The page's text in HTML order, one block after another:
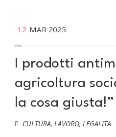
12 MAR 2025
I prodotti
agricoltura
la cosa
CULTURA, LAVORO, LEGALITA